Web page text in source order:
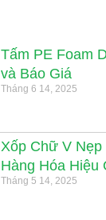
Tấm PE Foam
và Báo Giá
Tháng 6 14, 2025
Xốp Chữ V Nẹp
Hàng Hóa Hiệu
Tháng 5 14, 2025